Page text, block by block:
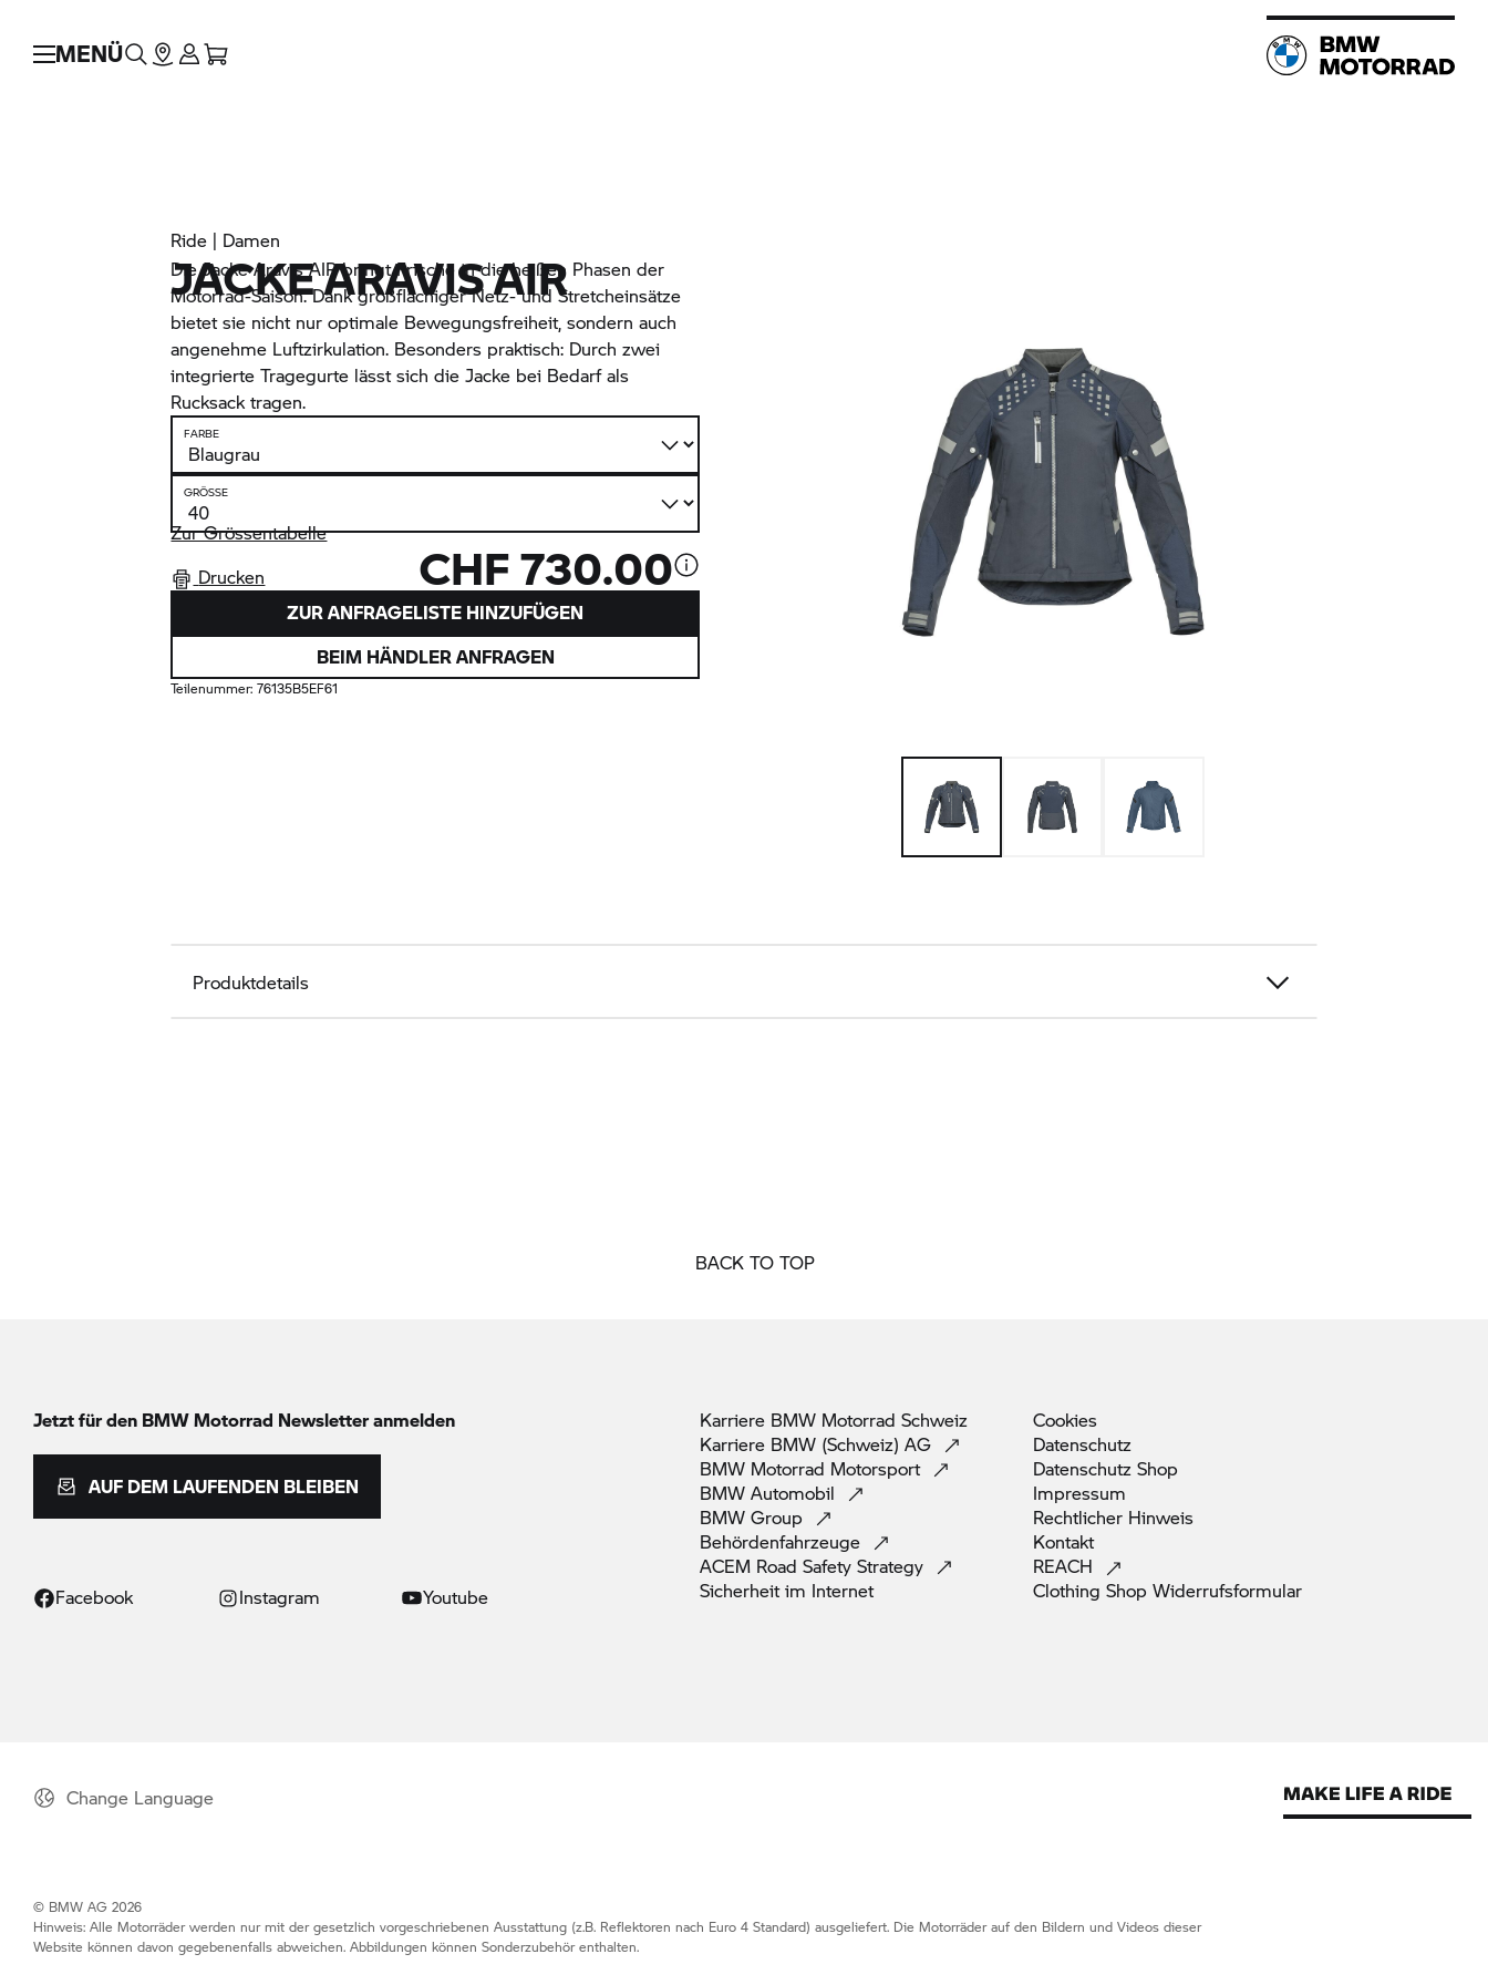
MENÜ
Ride | Damen
JACKE ARAVIS AIR
Die Jacke Aravis AIR bringt Frische in die heißen Phasen der
Motorrad-Saison. Dank großflächiger Netz- und Stretcheinsätze
bietet sie nicht nur optimale Bewegungsfreiheit, sondern auch
angenehme Luftzirkulation. Besonders praktisch: Durch zwei
integrierte Tragegurte lässt sich die Jacke bei Bedarf als
Rucksack tragen.
FARBE
GRÖSSE
Zur Grössentabelle
Drucken
CHF 730.00
ZUR ANFRAGELISTE HINZUFÜGEN
BEIM HÄNDLER ANFRAGEN
Teilenummer:76135B5EF61
Produktdetails
BACK TO TOP
Jetzt für den BMW Motorrad Newsletter anmelden
AUF DEM LAUFENDEN BLEIBEN
Facebook Instagram Youtube
Karriere BMW Motorrad Schweiz
Karriere BMW (Schweiz) AG
BMW Motorrad Motorsport
BMW Automobil
BMW Group
Behördenfahrzeuge
ACEM Road Safety Strategy
Sicherheit im Internet
Cookies
Datenschutz
Datenschutz Shop
Impressum
Rechtlicher Hinweis
Kontakt
REACH
Clothing Shop Widerrufsformular
Change Language
© BMW AG 2026
Hinweis: Alle Motorräder werden nur mit der gesetzlich vorgeschriebenen Ausstattung (z.B. Reflektoren nach Euro 4 Standard) ausgeliefert. Die Motorräder auf den Bildern und Videos dieser
Website können davon gegebenenfalls abweichen. Abbildungen können Sonderzubehör enthalten.